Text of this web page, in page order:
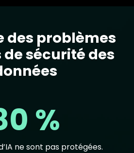
des problèmes
sécurité des
%
ne sont pas protégées.